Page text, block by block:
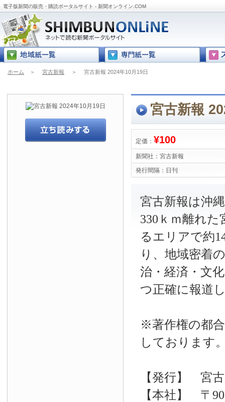
電子版新聞の販売・購読ポータルサイト - 新聞オンライン.COM
ホーム ＞ 宮古新報 ＞ 宮古新報 2024年10月19日
宮古新報
定価： ¥100
新聞社： 宮古新報
発行間隔： 日刊
宮古新報は沖
330ｋｍ離れ
るエリアで約
り、地域密着
治・経済・文
つ正確に報道
※著作権の都
しております
【発行】 宮
【本社】 〒